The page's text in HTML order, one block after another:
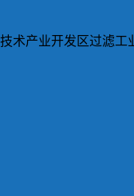
术产业开发区过滤工